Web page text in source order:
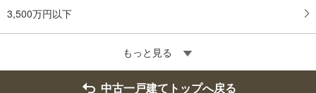
3,500万円以下
もっと見る
中古一戸建てトップへ戻る